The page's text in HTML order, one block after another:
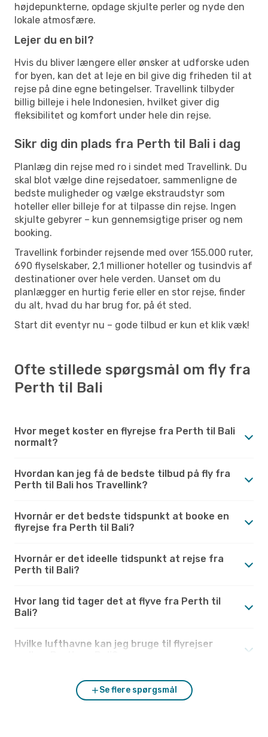
højdepunkterne, opdage skjulte perler og nyde den
lokale atmosfære.
Lejer du en bil?
Hvis du bliver længere eller ønsker at udforske uden
for byen, kan det at leje en bil give dig friheden til at
rejse på dine egne betingelser. Travellink tilbyder
billig billeje i hele Indonesien, hvilket giver dig
fleksibilitet og komfort under hele din rejse.
Sikr dig din plads fra Perth til Bali i dag
Planlæg din rejse med ro i sindet med Travellink. Du
skal blot vælge dine rejsedatoer, sammenligne de
bedste muligheder og vælge ekstraudstyr som
hoteller eller billeje for at tilpasse din rejse. Ingen
skjulte gebyrer – kun gennemsigtige priser og nem
booking.
Travellink forbinder rejsende med over 155.000 ruter,
690 flyselskaber, 2,1 millioner hoteller og tusindvis af
destinationer over hele verden. Uanset om du
planlægger en hurtig ferie eller en stor rejse, finder
du alt, hvad du har brug for, på ét sted.
Start dit eventyr nu – gode tilbud er kun et klik væk!
Ofte stillede spørgsmål om fly fra
Perth til Bali
Hvor meget koster en flyrejse fra Perth til Bali
normalt?
Hvordan kan jeg få de bedste tilbud på fly fra
Perth til Bali hos Travellink?
Hvornår er det bedste tidspunkt at booke en
flyrejse fra Perth til Bali?
Hvornår er det ideelle tidspunkt at rejse fra
Perth til Bali?
Hvor lang tid tager det at flyve fra Perth til
Bali?
Hvilke lufthavne kan jeg bruge til flyrejser
Se flere spørgsmål